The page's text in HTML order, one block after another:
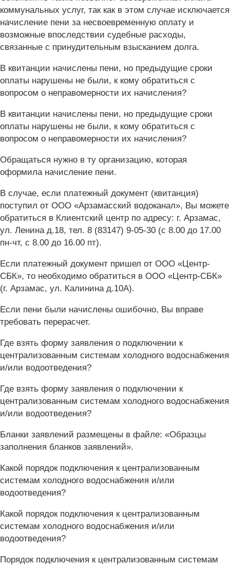
коммунальных услуг, так как в этом случае исключается
начисление пени за несвоевременную оплату и
возможные впоследствии судебные расходы,
связанные с принудительным взысканием долга.
В квитанции начислены пени, но предыдущие сроки
оплаты нарушены не были, к кому обратиться с
вопросом о неправомерности их начисления?
В квитанции начислены пени, но предыдущие сроки
оплаты нарушены не были, к кому обратиться с
вопросом о неправомерности их начисления?
Обращаться нужно в ту организацию, которая
оформила начисление пени.
В случае, если платежный документ (квитанция)
поступил от ООО «Арзамасский водоканал», Вы можете
обратиться в Клиентский центр по адресу: г. Арзамас,
ул. Ленина д.18, тел. 8 (83147) 9-05-30 (с 8.00 до 17.00
пн-чт, с 8.00 до 16.00 пт).
Если платежный документ пришел от ООО «Центр-
СБК», то необходимо обратиться в ООО «Центр-СБК»
(г. Арзамас, ул. Калинина д.10А).
Если пени были начислены ошибочно, Вы вправе
требовать перерасчет.
Где взять форму заявления о подключении к
централизованным системам холодного водоснабжения
и/или водоотведения?
Где взять форму заявления о подключении к
централизованным системам холодного водоснабжения
и/или водоотведения?
Бланки заявлений размещены в файле: «Образцы
заполнения бланков заявлений».
Какой порядок подключения к централизованным
системам холодного водоснабжения и/или
водоотведения?
Какой порядок подключения к централизованным
системам холодного водоснабжения и/или
водоотведения?
Порядок подключения к централизованным системам